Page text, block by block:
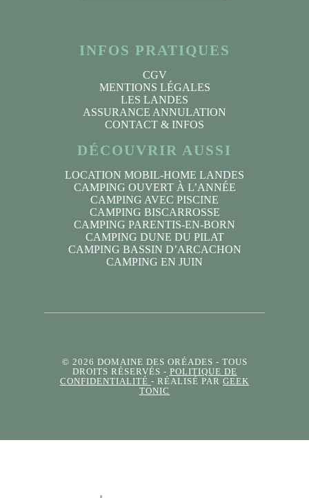
INFOS PRATIQUES
CGV
MENTIONS LÉGALES
LES LANDES
ASSURANCE ANNULATION
CONTACT & INFOS
DÉCOUVRIR AUSSI
LOCATION MOBIL-HOME LANDES
CAMPING OUVERT À L’ANNÉE
CAMPING AVEC PISCINE
CAMPING BISCARROSSE
CAMPING PARENTIS-EN-BORN
CAMPING DUNE DU PILAT
CAMPING BASSIN D’ARCACHON
CAMPING EN JUIN
© 2026 DOMAINE DES ORÉADES - TOUS
DROITS RÉSERVÉS - POLITIQUE DE
CONFIDENTIALITÉ - RÉALISÉ PAR GEEK
TONIC